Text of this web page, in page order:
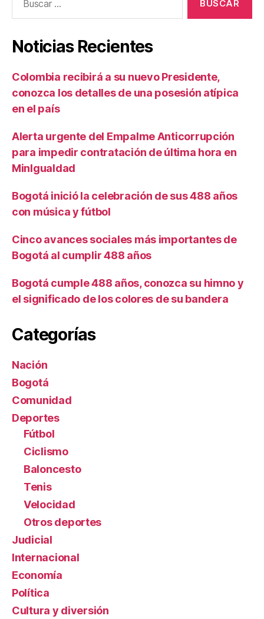
Noticias Recientes
Colombia recibirá a su nuevo Presidente,
conozca los detalles de una posesión atípica
en el país
Alerta urgente del Empalme Anticorrupción
para impedir contratación de última hora en
MinIgualdad
Bogotá inició la celebración de sus 488 años
con música y fútbol
Cinco avances sociales más importantes de
Bogotá al cumplir 488 años
Bogotá cumple 488 años, conozca su himno y
el significado de los colores de su bandera
Categorías
Nación
Bogotá
Comunidad
Deportes
Fútbol
Ciclismo
Baloncesto
Tenis
Velocidad
Otros deportes
Judicial
Internacional
Economía
Política
Cultura y diversión